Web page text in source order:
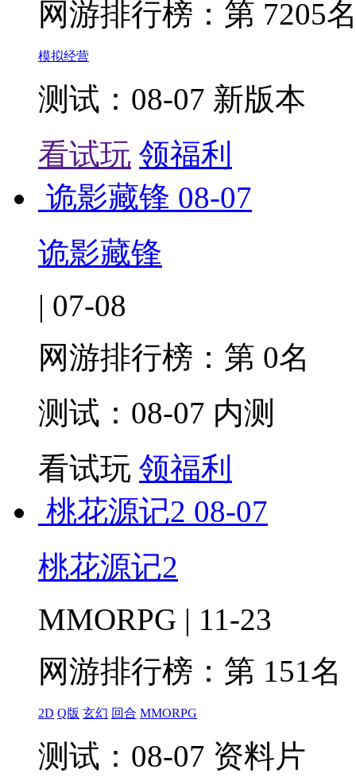
网游排行榜： 第 7205
模拟经营
测试：08-07 新版本
看试玩 领福利
诡影藏锋 08-07
诡影藏锋
| 07-08
网游排行榜： 第 0名
测试：08-07 内测
看试玩 领福利
桃花源记2 08-07
桃花源记2
MMORPG | 11-23
网游排行榜： 第 151名
2D Q版 玄幻 回合 MMORPG
测试：08-07 资料片